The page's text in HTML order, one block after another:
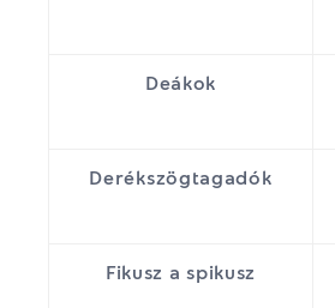
Deákok
Derékszögtagadók
Fikusz a spikusz